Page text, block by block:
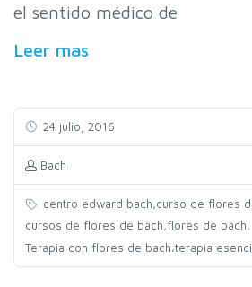
el sentido médico de
Leer mas
24 julio, 2016
Bach
centro edward bach curso de flores
cursos de flores de bach flores de bach
Terapia con flores de bach,terapia